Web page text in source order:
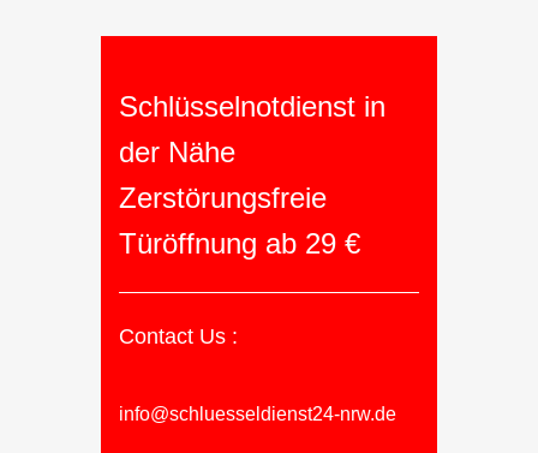
Schlüsselnotdienst in
der Nähe
Zerstörungsfreie
Türöffnung ab 29 €
Contact Us :
info@schluesseldienst24-nrw.de